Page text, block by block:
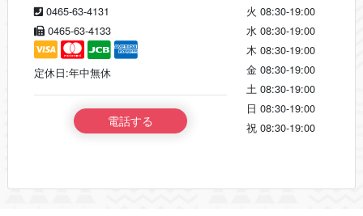
0465-63-4131
0465-63-4133
定休日:年中無休
電話する
火 08:30-19:00
水 08:30-19:00
木 08:30-19:00
金 08:30-19:00
土 08:30-19:00
日 08:30-19:00
祝 08:30-19:00